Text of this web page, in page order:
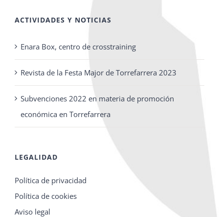
ACTIVIDADES Y NOTICIAS
Enara Box, centro de crosstraining
Revista de la Festa Major de Torrefarrera 2023
Subvenciones 2022 en materia de promoción
económica en Torrefarrera
LEGALIDAD
Política de privacidad
Política de cookies
Aviso legal